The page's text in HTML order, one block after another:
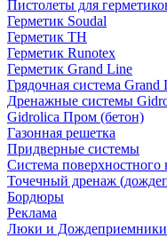
Пистолеты для
Герметик Soudal
Герметик ТН
Герметик Runotex
Герметик Grand Line
Грядочная система
Дренажные системы
Gidrolica Пром (бетон)
Газонная решетка
Придверные системы
Система поверхностного
Точечный дренаж
Бордюры
Рекламa
Люки и Дождеприемники